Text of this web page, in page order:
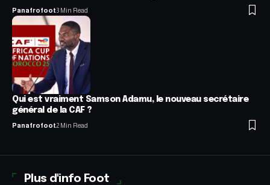
Panafrofoot3 Min Read
Qui est vraiment Samson Adamu, le nouveau secrétaire
général de la CAF ?
Panafrofoot2 Min Read
Plus d'info Foot